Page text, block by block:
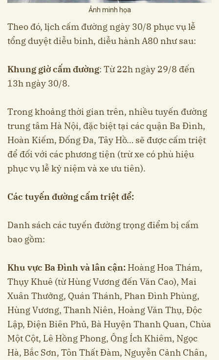
Ảnh minh họa
Theo đó, lịch cấm đường ngày 30/8 phục vụ lễ
tổng duyệt diễu binh, diễu hành A80 như sau:
Khung giờ cấm đường: Từ 22h ngày 29/8 đến
13h ngày 30/8.
Trong khoảng thời gian trên, nhiều tuyến đường
trung tâm Hà Nội, đặc biệt tại các quận Ba Đình,
Hoàn Kiếm, Đống Đa, Tây Hồ… sẽ được cấm triệt
để đối với các phương tiện (trừ xe có phù hiệu
phục vụ lễ kỷ niệm và xe ưu tiên).
Các tuyến đường cấm triệt để:
Danh sách các tuyến đường trọng điểm bị cấm
bao gồm:
Khu vực Ba Đình và lân cận: Hoàng Hoa Thám,
Thụy Khuê (từ Hùng Vương đến Văn Cao), Mai
Xuân Thưởng, Quán Thánh, Phan Đình Phùng,
Hùng Vương, Thanh Niên, Hoàng Văn Thụ, Độc
Lập, Điện Biên Phủ, Bà Huyện Thanh Quan, Chùa
Một Cột, Lê Hồng Phong, Ông Ích Khiêm, Ngọc
Hà, Bắc Sơn, Tôn Thất Đàm, Nguyễn Cảnh Chân,